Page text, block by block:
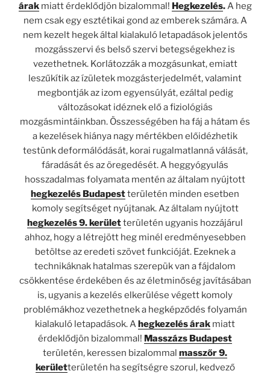
árakmiatt érdeklődjön bizalommal! Hegkezelés.A heg
nem csak egy esztétikai gond az emberek számára. A
nem kezelt hegek által kialakuló letapadások jelentős
mozgásszervi és belső szervi betegségekhez is
vezethetnek. Korlátozzák a mozgásunkat, emiatt
leszűkítik az ízületek mozgásterjedelmét, valamint
megbontják az izom egyensúlyát, ezáltal pedig
változásokat idéznek elő a fiziológiás
mozgásmintáinkban. Összességében ha fáj a hátam és
a kezelések hiánya nagy mértékben előidézhetik
testünk deformálódását, korai rugalmatlanná válását,
fáradását és az öregedését. A heggyógyulás
hosszadalmas folyamata mentén az általam nyújtott
hegkezelés Budapestterületén minden esetben
komoly segítséget nyújtanak. Az általam nyújtott
hegkezelés 9. kerületterületén ugyanis hozzájárul
ahhoz, hogy a létrejött heg minél eredményesebben
betöltse az eredeti szövet funkcióját. Ezeknek a
technikáknak hatalmas szerepük van a fájdalom
csökkentése érdekében és az életminőség javításában
is, ugyanis a kezelés elkerülése végett komoly
problémákhoz vezethetnek a hegképződés folyamán
kialakuló letapadások. A hegkezelés árak miatt
érdeklődjön bizalommal! Masszázs Budapest
területén, keressen bizalommal masszőr 9.
kerületterületén ha segítségre szorul, kedvező